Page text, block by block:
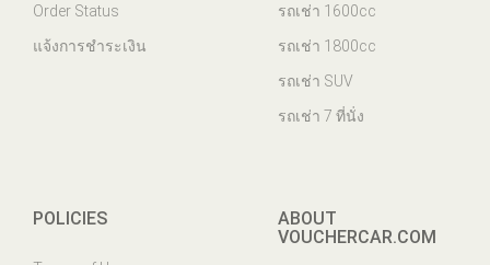
Order Status
แจ้งการชำระเงิน
รถเช่า 1600cc
รถเช่า 1800cc
รถเช่า SUV
รถเช่า 7 ที่นั่ง
POLICIES
ABOUT
VOUCHERCAR.COM